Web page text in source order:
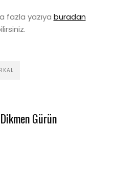
fazla yazıya buradan
Dikmen Gürün